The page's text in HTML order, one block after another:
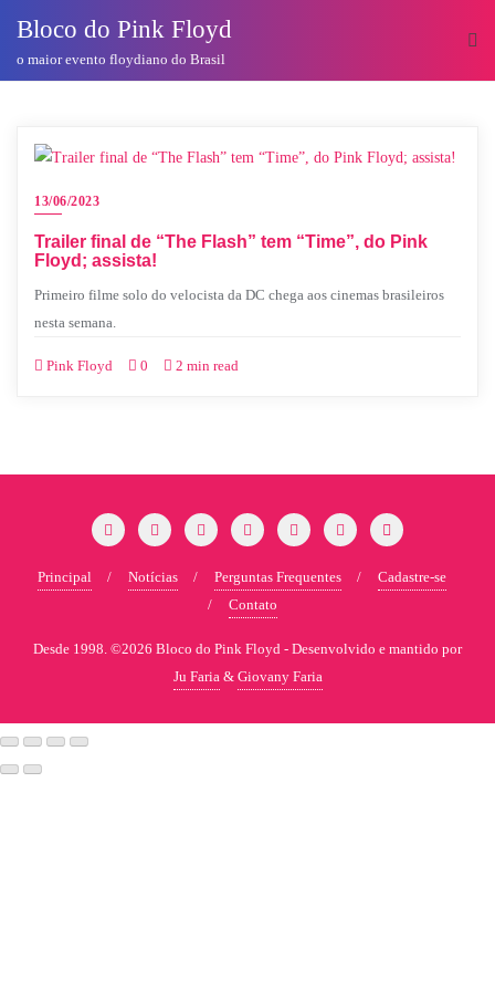
conteúdo
Bloco do Pink Floyd
o maior evento floydiano do Brasil
13/06/2023
Trailer final de “The Flash” tem “Time”, do Pink
Floyd; assista!
Primeiro filme solo do velocista da DC chega aos cinemas brasileiros
nesta semana.
Pink Floyd 0 2 min read
Principal Notícias Perguntas Frequentes
Cadastre-se
Contato
Desde 1998. ©2026 Bloco do Pink Floyd - Desenvolvido e mantido por
Ju Faria & Giovany Faria